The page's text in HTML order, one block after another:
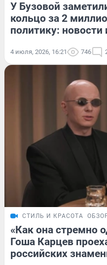
У Бузовой
кольцо за 2
политику: новости
4 июля, 2026, 16:21 746
СТИЛЬ И КРАСОТА
«Как она стремно
Гоша Карцев
российских